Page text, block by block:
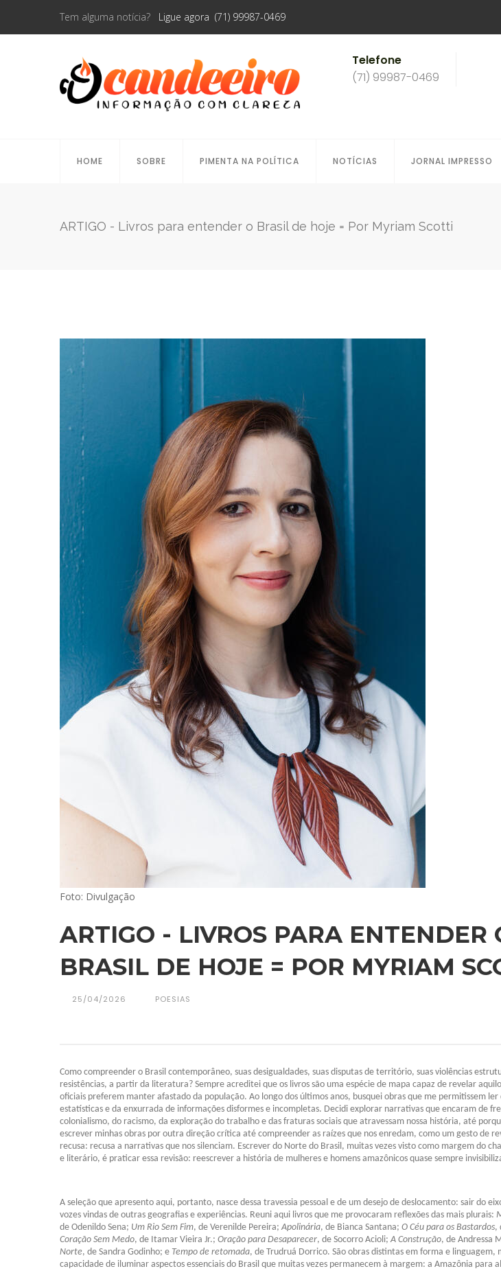
Tem alguma notícia? Ligue agora (71) 99987-0469
Telefone
(71) 99987-0469
HOME SOBRE PIMENTA NA POLÍTICA NOTÍCIAS JORNAL IMPRESSO
ARTIGO - Livros para entender o Brasil de hoje = Por Myriam Scotti
Foto: Divulgação
ARTIGO - LIVROS PARA ENTENDER
BRASIL DE HOJE = POR MYRIAM
25/04/2026 POESIAS
Como compreender o Brasil contemporâneo, suas desigualdades, suas disputas de território, suas violências
resistências, a partir da literatura? Sempre acreditei que os livros são uma espécie de mapa capaz de revelar
oficiais preferem manter afastado da população. Ao longo dos últimos anos, busquei obras que me permitissem ler
estatísticas e da enxurrada de informações disformes e incompletas. Decidi explorar narrativas que encaram de
colonialismo, do racismo, da exploração do trabalho e das fraturas sociais que atravessam nossa história, até
escrever minhas obras por outra direção crítica até compreender as raízes que nos enredam, como um gesto de
recusa: recusa a narrativas que nos silenciam. Escrever do Norte do Brasil, muitas vezes visto como margem do
e literário, é praticar essa revisão: reescrever a história de mulheres e homens amazônicos quase sempre
A seleção que apresento aqui, portanto, nasce dessa travessia pessoal e de um desejo de deslocamento: sair do
vozes vindas de outras geografias e experiências. Reuni aqui livros que me provocaram reflexões das mais plurais:
de Odenildo Sena; Um Rio Sem Fim, de Verenilde Pereira; Apolinária, de Bianca Santana; O Céu para os Bastardos,
Coração Sem Medo, de Itamar Vieira Jr.; Oração para Desaparecer, de Socorro Acioli; A Construção, de Andressa
Norte, de Sandra Godinho; e Tempo de retomada, de Trudruá Dorrico. São obras distintas em forma e linguagem,
capacidade de iluminar aspectos essenciais do Brasil que muitas vezes permanecem à margem: a Amazônia para